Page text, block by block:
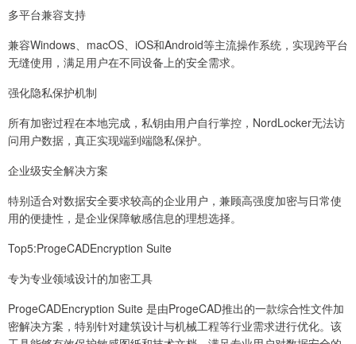
多平台兼容支持
兼容Windows、macOS、iOS和Android等主流操作系统，实现跨平台
无缝使用，满足用户在不同设备上的安全需求。
强化隐私保护机制
所有加密过程在本地完成，私钥由用户自行掌控，NordLocker无法访
问用户数据，真正实现端到端隐私保护。
企业级安全解决方案
特别适合对数据安全要求较高的企业用户，兼顾高强度加密与日常使
用的便捷性，是企业保障敏感信息的理想选择。
Top5:ProgeCADEncryption Suite
专为专业领域设计的加密工具
ProgeCADEncryption Suite 是由ProgeCAD推出的一款综合性文件加
密解决方案，特别针对建筑设计与机械工程等行业需求进行优化。该